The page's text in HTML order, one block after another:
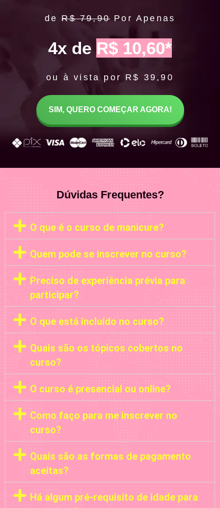
deR$ 79,90 Por Apenas
4x de R$ 10,60*
ou à vista por R$ 39,90
SIM, QUERO COMEÇAR AGORA!
Dúvidas Frequentes?
O que é o curso de manicure?
Quem pode se inscrever no curso?
Preciso de experiência prévia para
participar?
O que está incluído no curso?
Quais são os tópicos cobertos no
curso?
O curso é presencial ou online?
Como faço para me inscrever no
curso?
Quais são as formas de pagamento
aceitas?
Há algum pré-requisito de idade para